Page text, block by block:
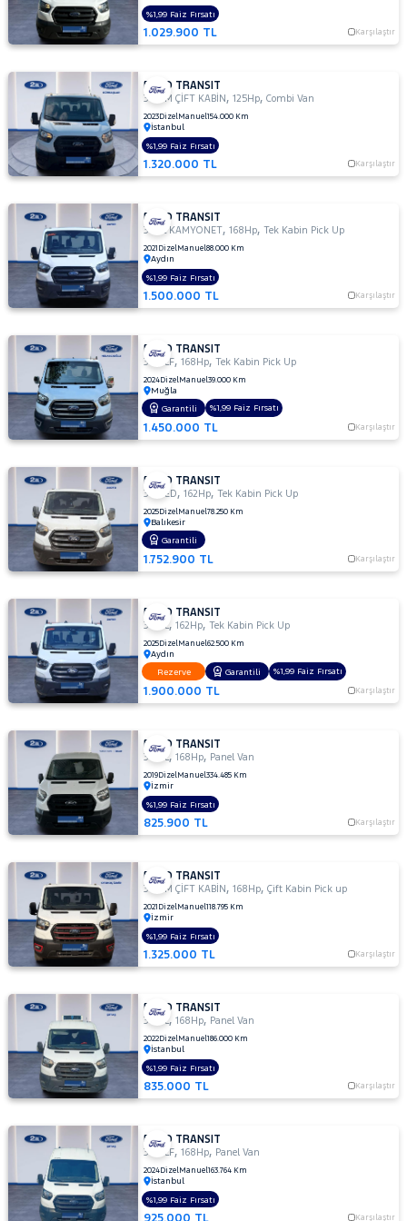
300
S
TD
330
M
330
S
330 S
KAMYONET
KAMYONET
350
E
350
ED
350
350
L
350 L
DURATORQ
ÇİFT KABİN
350
M
350
M
ÇİFT
KAMYONET
350
M
VAN
2.2
350
MF
VAN
350ED
KAMYONET
KAMYONET
410 L
MINIBUS
14+1 135
DELUX
410 L VAN
VAN
YÜKSEK
TAVAN
430 ED
EKSTRA
ÇIFT
ARKA
TEKER
440 E
1.029.900 TL Karşılaştır
%1,99 Faiz Fırsatı
FORD TRANSIT
350 M ÇİFT KABİN ,125Hp,Combi Van
2023DizelManuel154.000 Km
İstanbul
1.320.000 TL Karşılaştır
%1,99 Faiz Fırsatı
FORD TRANSIT
350L KAMYONET,168Hp,Tek Kabin Pick Up
2021 DizelManuel88.000 Km
Aydın
1.500.000 TL Karşılaştır
%1,99 Faiz Fırsatı
FORD TRANSIT
350 LF,168Hp,Tek Kabin Pick Up
2024DizelManuel39.000 Km
Muğla
1.450.000 TL Karşılaştır
Garantili %1,99 Faiz Fırsatı
FORD TRANSIT
350 ED,162Hp,Tek Kabin Pick Up
2025DizelManuel78.250 Km
Balıkesir
1.752.900 TL Karşılaştır
Garantili
FORD TRANSIT
350 L,162Hp,Tek Kabin Pick Up
2025DizelManuel62.500 Km
Aydın
1.900.000 TL Karşılaştır
Rezerve Garantili %1,99 Faiz Fırsatı
FORD TRANSIT
350 L,168Hp, Panel Van
2019DizelManuel334.485 Km
İzmir
825.900 TL Karşılaştır
%1,99 Faiz Fırsatı
FORD TRANSIT
350 M ÇİFT KABİN ,168Hp,Çift Kabin Pick up
2021 DizelManuel118.795 Km
İzmir
1.325.000 TL Karşılaştır
%1,99 Faiz Fırsatı
FORD TRANSIT
350 L,168Hp, Panel Van
2022DizelManuel186.000 Km
İstanbul
835.000 TL Karşılaştır
%1,99 Faiz Fırsatı
FORD TRANSIT
350 LF,168Hp, Panel Van
2024DizelManuel163.764 Km
İstanbul
Karşılaştır
%1,99 Faiz Fırsatı